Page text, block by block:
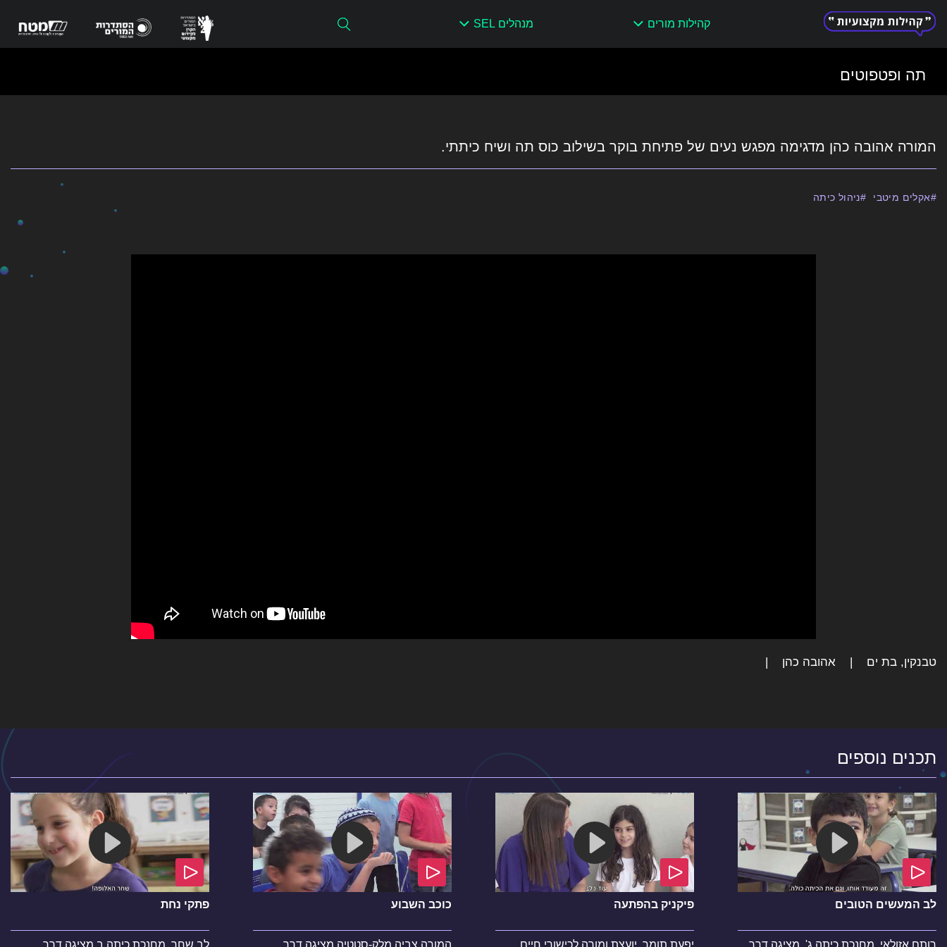
קהילות מורים מנהלים SEL
for:
תה ופטפוטים
המורה אהובה כהן מדגימה מפגש נעים של פתיחת בוקר בשילוב כוס תה ושיח כיתתי.
אקלים מיטבי ניהול כיתה
טבנקין, בת ים אהובה כהן
תכנים נוספים
לב המעשים הטובים פיקניק בהפתעה כוכב השבוע פתקי נחת